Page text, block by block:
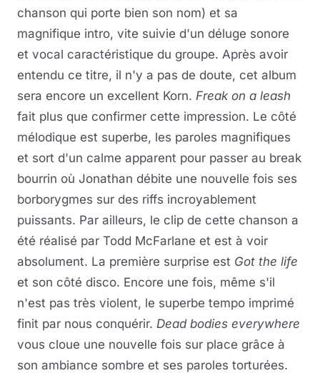
chanson qui porte bien son nom) et sa
magnifique intro, vite suivie d'un déluge sonore
et vocal caractéristique du groupe. Après avoir
entendu ce titre, il n'y a pas de doute, cet album
sera encore un excellent Korn. Freak on a leash
fait plus que confirmer cette impression. Le côté
mélodique est superbe, les paroles magnifiques
et sort d'un calme apparent pour passer au break
bourrin où Jonathan débite une nouvelle fois ses
borborygmes sur des riffs incroyablement
puissants. Par ailleurs, le clip de cette chanson a
été réalisé par Todd McFarlane et est à voir
absolument. La première surprise est Got the life
et son côté disco. Encore une fois, même s'il
n'est pas très violent, le superbe tempo imprimé
finit par nous conquérir. Dead bodies everywhere
vous cloue une nouvelle fois sur place grâce à
son ambiance sombre et ses paroles torturées.